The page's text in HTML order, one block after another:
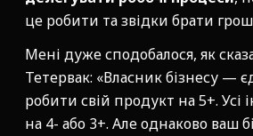
це робити та звідки брати
Мені дуже сподобалося, як
Тетервак: «Власник бізнесу —
робити свій продукт на 5+.
на 4- або 3+. Але однаково ваш